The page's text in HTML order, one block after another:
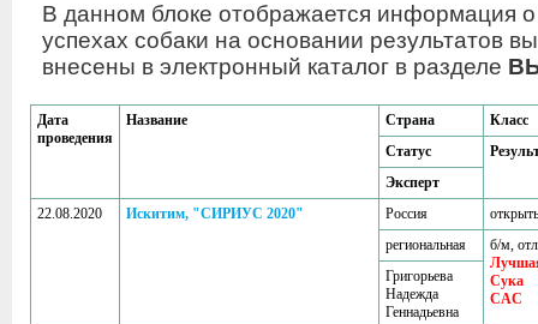
В данном блоке отображается информация
успехах собаки на основании результатов
внесены в электронный каталог в разделе
Дата
проведения
Название Страна
Класс
Статус
Эксперт
22.08.2020
Искитим, "СИРИУС 2020" Россия
региональная
б/м,
Сука
CAC
Григорьева
Надежда
Геннадьевна